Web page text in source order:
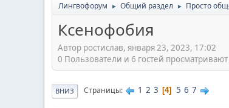
Лингвофорум ► Общий раздел ► Просто
Ксенофобия
Автор ростислав, января 23, 2023, 17:02
0 Пользователи и 6 гостей просматривают
ВНИЗ Страницы 1 2 3 4 5 6 7